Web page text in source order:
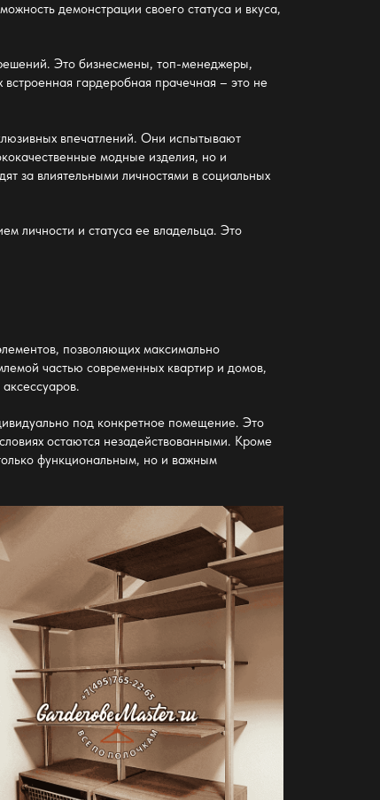
демонстрации своего статуса и вкуса,
Это бизнесмены, топ-менеджеры,
встроенная гардеробная прачечная – это не
впечатлений. Они испытывают
модные изделия, но и
за влиятельными личностями в социальных
личности и статуса ее владельца. Это
позволяющих максимально
частью современных квартир и домов,
под конкретное помещение. Это
остаются незадействованными. Кроме
функциональным, но и важным